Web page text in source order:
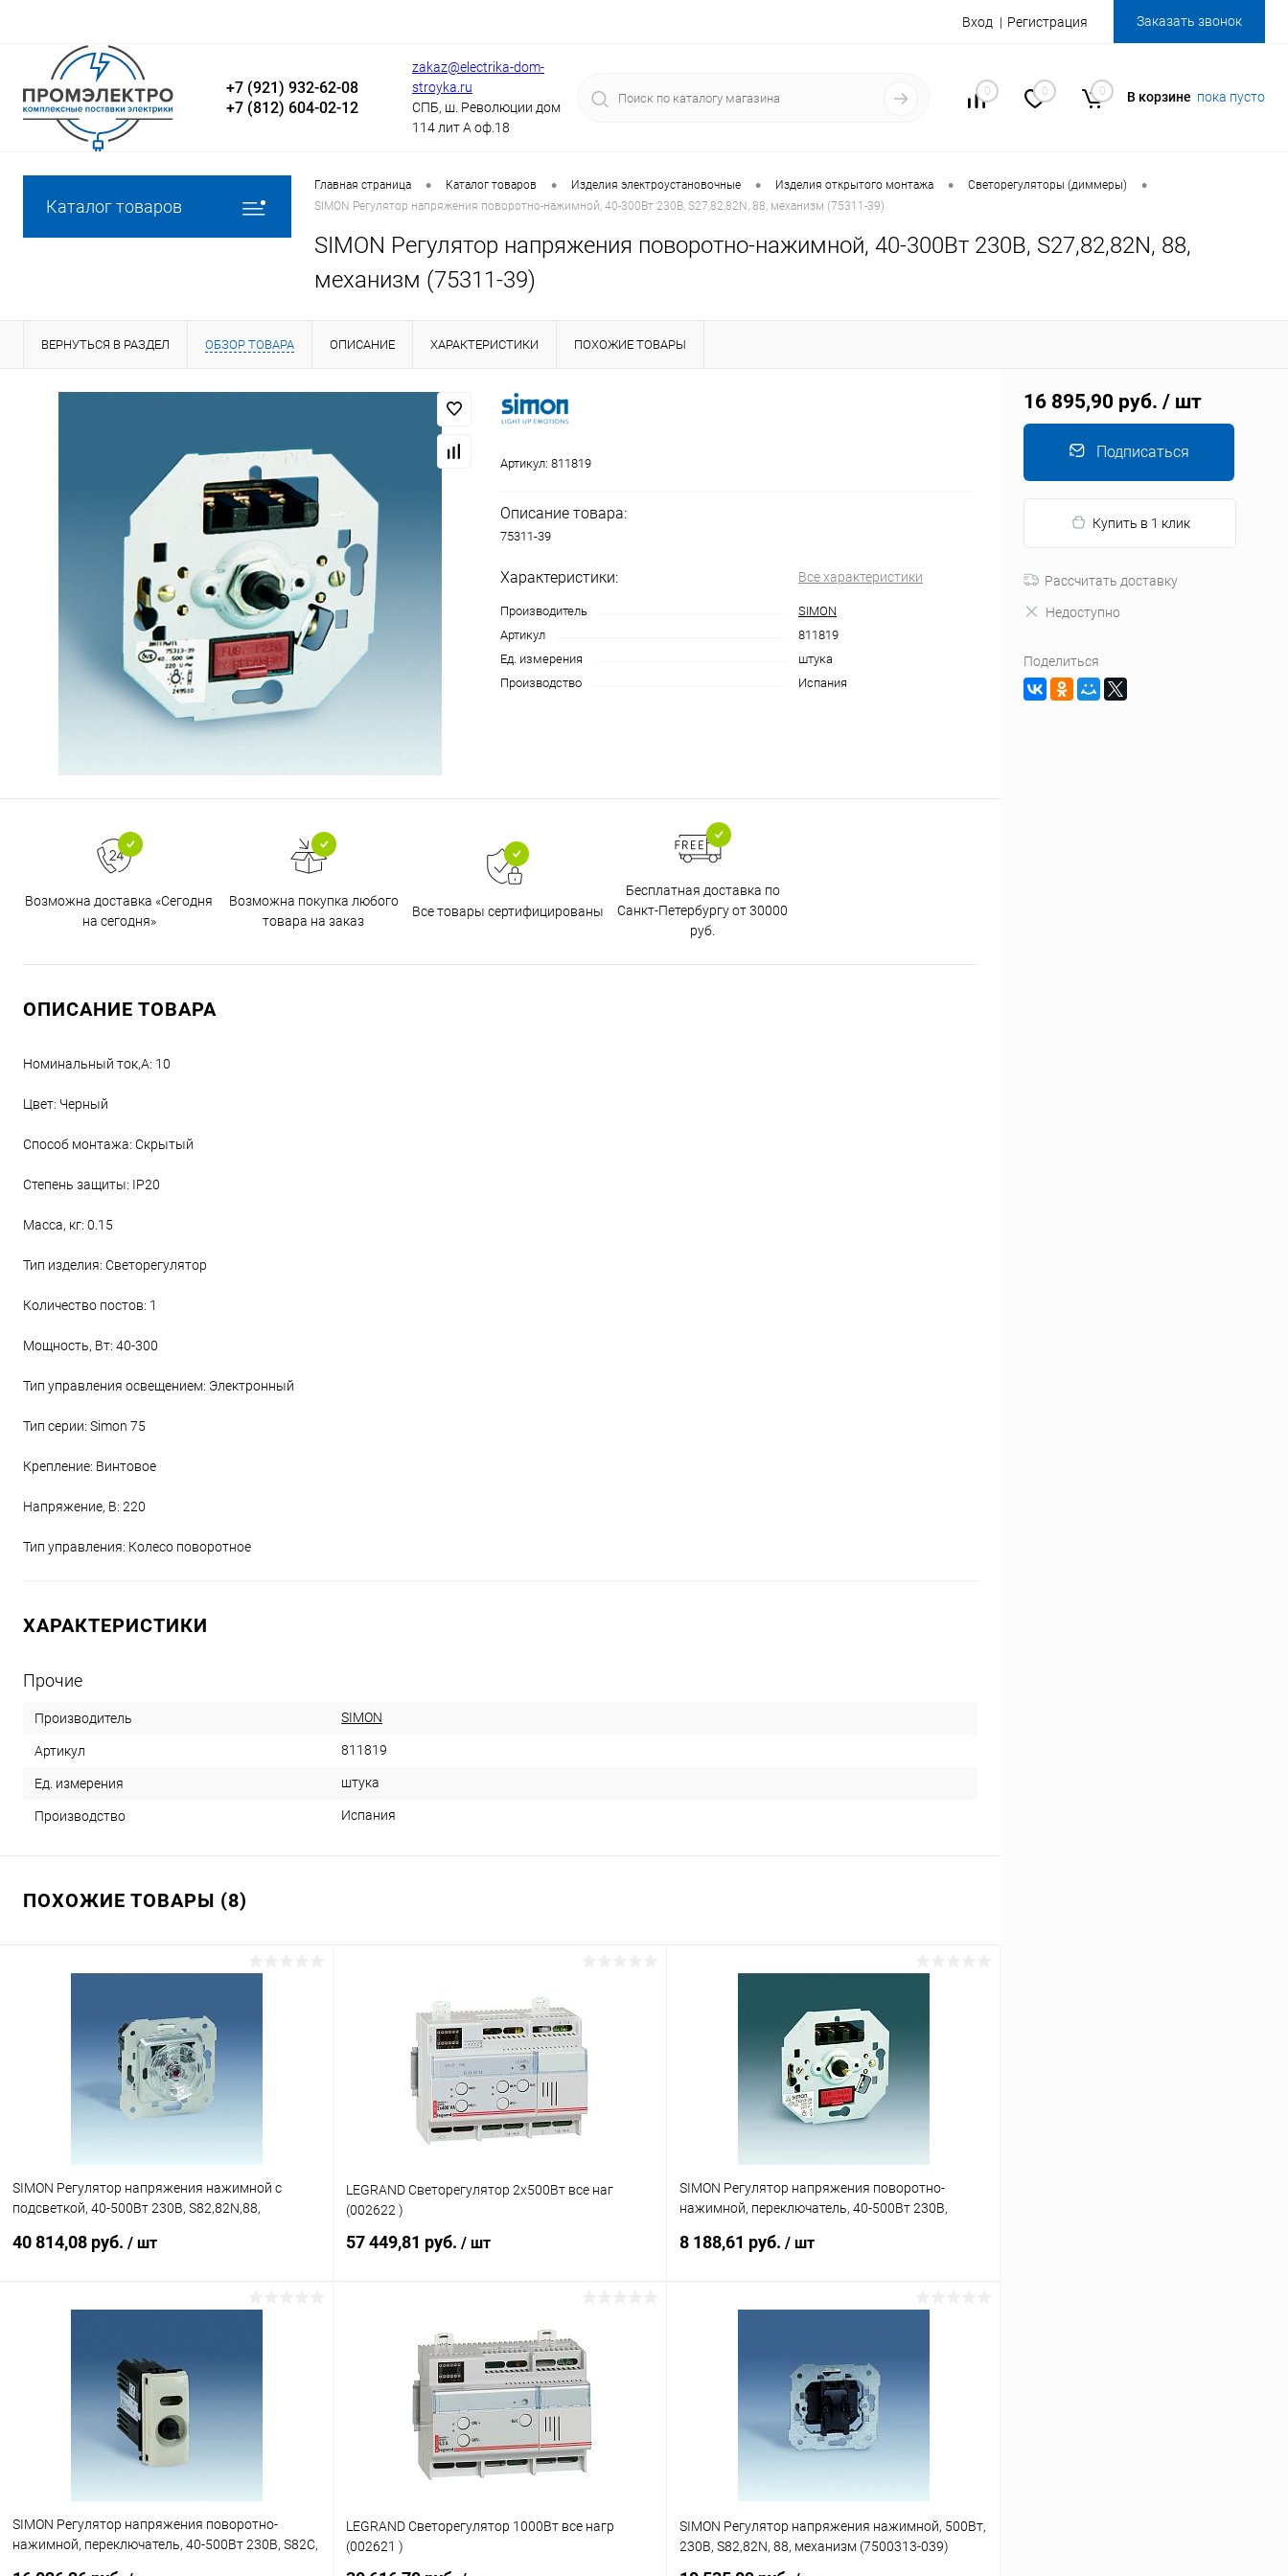
Вход Регистрация Заказать звонок
+7 (921) 932-62-08
+7 (812) 604-02-12
zakaz@electrika-dom-
stroyka.ru
СПБ, ш. Революции дом
114 лит А оф.18
0 0 0 В корзине пока пусто
Каталог товаров
Главная страница • Каталог товаров • Изделия электроустановочные • Изделия открытого монтажа • Светорегуляторы (диммеры) •
SIMON Регулятор напряжения поворотно-нажимной, 40-300Вт 230В, S27,82,82N, 88, механизм (75311-39)
SIMON Регулятор напряжения поворотно-нажимной, 40-300Вт 230В, S27,82,82N, 88,
механизм (75311-39)
ВЕРНУТЬСЯ В РАЗДЕЛ ОБЗОР ТОВАРА ОПИСАНИЕ ХАРАКТЕРИСТИКИ ПОХОЖИЕ ТОВАРЫ
Артикул: 811819
Описание товара:
75311-39
Характеристики: Все характеристики
Производитель
SIMON
Артикул
811819
Ед. измерения
штука
Производство
Испания
Возможна доставка «Сегодня
на сегодня»
Возможна покупка любого
товара на заказ
Все товары сертифицированы
Бесплатная доставка по
Санкт-Петербургу от 30000
руб.
ОПИСАНИЕ ТОВАРА
Номинальный ток,А: 10
Цвет: Черный
Способ монтажа: Скрытый
Степень защиты: IP20
Масса, кг: 0.15
Тип изделия: Светорегулятор
Количество постов: 1
Мощность, Вт: 40-300
Тип управления освещением: Электронный
Тип серии: Simon 75
Крепление: Винтовое
Напряжение, В: 220
Тип управления: Колесо поворотное
ХАРАКТЕРИСТИКИ
Прочие
Производитель SIMON
Артикул 811819
Ед. измерения штука
Производство Испания
ПОХОЖИЕ ТОВАРЫ (8)
SIMON Регулятор напряжения нажимной с
подсветкой, 40-500Вт 230В, S82,82N,88,
40 814,08 руб. / шт
Купить в 1 клик
LEGRAND Светорегулятор 2х500Вт все наг
(002622 )
57 449,81 руб. / шт
Купить в 1 клик К сравнению
В избранное Под заказ
SIMON Регулятор напряжения поворотно-
нажимной, переключатель, 40-500Вт 230В,
8 188,61 руб. / шт
К сравнению
Под заказ
SIMON Регулятор напряжения поворотно-
нажимной, переключатель, 40-500Вт 230В, S82C,
LEGRAND Светорегулятор 1000Вт все нагр
(002621 )
SIMON Регулятор напряжения нажимной, 500Вт,
230В, S82,82N, 88, механизм (7500313-039)
16 895,90 руб. / шт
Подписаться
Купить в 1 клик
Рассчитать доставку
Недоступно
Поделиться